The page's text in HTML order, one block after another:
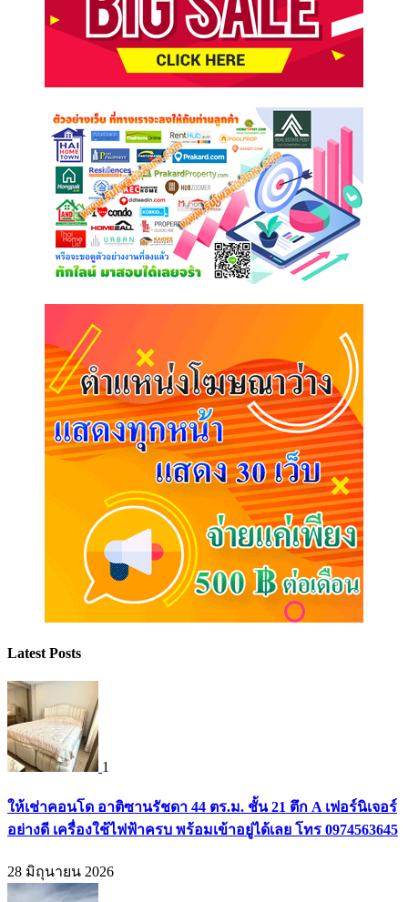
Latest Posts
1
ให้เช่าคอนโด อาติซานรัชดา 44 ตร.ม. ชั้น 21 ตึก A เฟอร์นิเจอร์
อย่างดี เครื่องใช้ไฟฟ้าครบ พร้อมเข้าอยู่ได้เลย โทร 0974563645
28 มิถุนายน 2026